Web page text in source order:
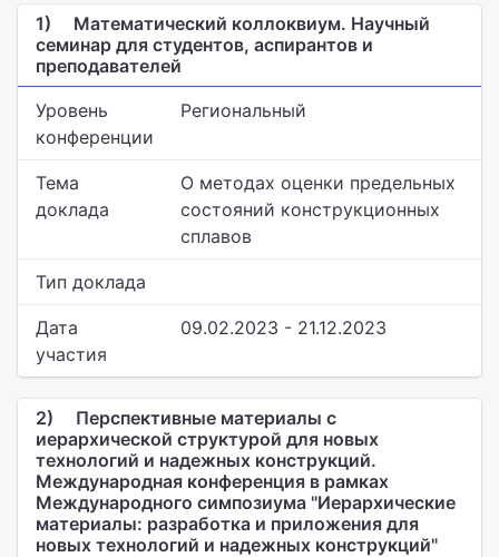
1)
Математический коллоквиум. Научный
семинар для студентов, аспирантов и
преподавателей
Уровень
конференции
Региональный
Тема
доклада
О методах оценки предельных
состояний конструкционных
сплавов
Тип доклада
Дата
участия
09.02.2023 - 21.12.2023
2)
Перспективные материалы с
иерархической структурой для новых
технологий и надежных конструкций.
Международная конференция в рамках
Международного симпозиума "Иерархические
материалы: разработка и приложения для
новых технологий и надежных конструкций"